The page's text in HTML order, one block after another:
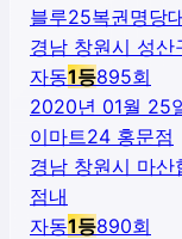
블루25복권명당
경남 창원시 성
자동1등895회
2020년 01월 25
이마트24 홍문점
경남 창원시 마산
점내
자동1등890회